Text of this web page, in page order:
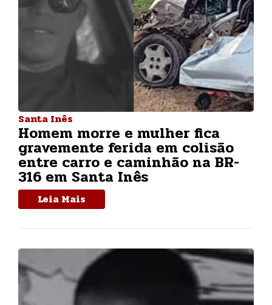
Santa Inês
Homem morre e mulher fica
gravemente ferida em colisão
entre carro e caminhão na BR-
316 em Santa Inês
Leia Mais